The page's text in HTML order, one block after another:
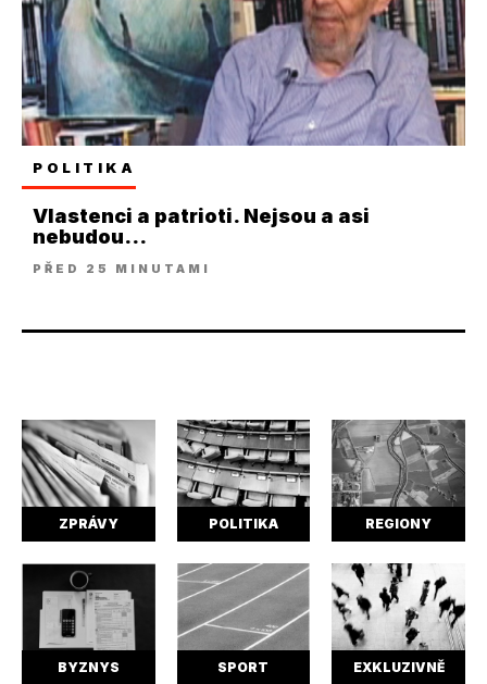
POLITIKA
Vlastenci a patrioti. Nejsou a asi
nebudou...
PŘED 25 MINUTAMI
ZPRÁVY POLITIKA REGIONY
BYZNYS SPORT EXKLUZIVNĚ